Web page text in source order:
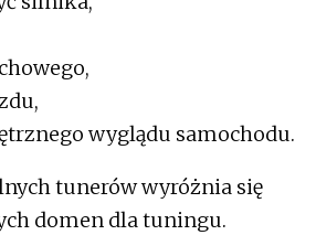
wyglądu samochodu.
tunerów wyróżnia się
domen dla tuningu.